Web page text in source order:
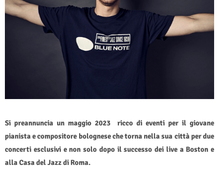
Si preannuncia un maggio 2023 ricco di eventi per il giovane
pianista e compositore bolognese che torna nella sua città per due
concerti esclusivi e non solo dopo il successo dei live a Boston e
alla Casa del Jazz di Roma.